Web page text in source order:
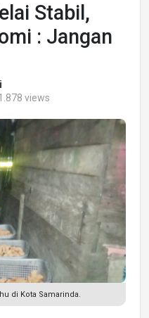
Stabil,
: Jangan
views
di Kota Samarinda.